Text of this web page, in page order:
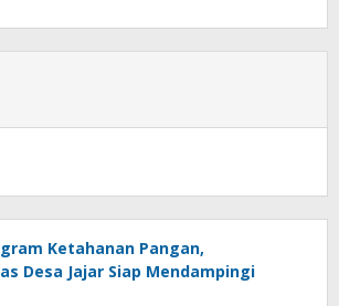
Ketahanan Pangan,
Desa Jajar Siap Mendampingi